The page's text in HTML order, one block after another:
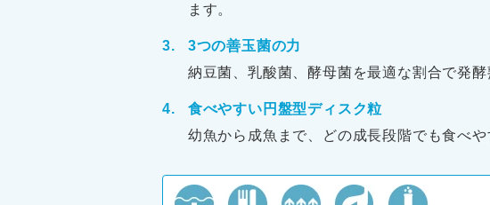
ます。
3つの善玉菌の力
納豆菌、乳酸菌、酵母菌を最適な割合で発
食べやすい円盤型ディスク粒
幼魚から成魚まで、どの成長段階でも食べ